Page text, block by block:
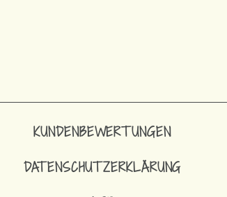
KUNDENBEWERTUNGEN
DATENSCHUTZERKLÄRUNG